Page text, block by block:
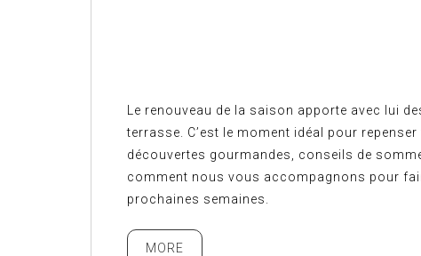
Le renouveau de la saison apporte avec lui
terrasse. C’est le moment idéal pour
découvertes gourmandes, conseils de
comment nous vous accompagnons pour
prochaines semaines.
MORE